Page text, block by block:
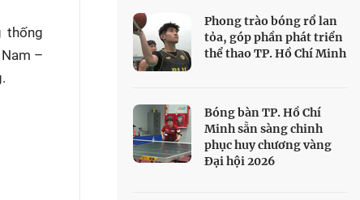
Games 33
thống
–
Phong trào bóng rổ lan
tỏa, góp phần phát triển
thể thao TP. Hồ Chí Minh
Bóng bàn TP. Hồ Chí
Minh sẵn sàng chinh
phục huy chương vàng
Đại hội 2026